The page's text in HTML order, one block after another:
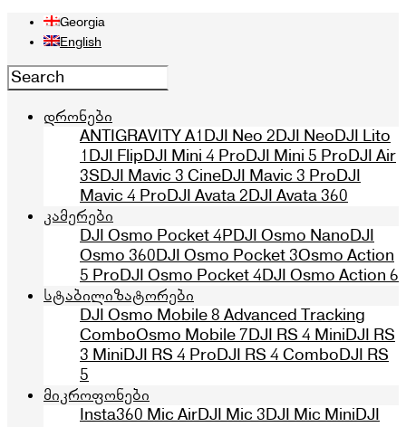
Georgia
English
დრონები
ANTIGRAVITY A1DJI Neo 2DJI NeoDJI Lito
1DJI FlipDJI Mini 4 ProDJI Mini 5 ProDJI Air
3SDJI Mavic 3 CineDJI Mavic 3 ProDJI
Mavic 4 ProDJI Avata 2DJI Avata 360
კამერები
DJI Osmo Pocket 4PDJI Osmo NanoDJI
Osmo 360DJI Osmo Pocket 3Osmo Action
5 ProDJI Osmo Pocket 4DJI Osmo Action 6
სტაბილიზატორები
DJI Osmo Mobile 8 Advanced Tracking
ComboOsmo Mobile 7DJI RS 4 MiniDJI RS
3 MiniDJI RS 4 ProDJI RS 4 ComboDJI RS
5
მიკროფონები
Insta360 Mic AirDJI Mic 3DJI Mic MiniDJI